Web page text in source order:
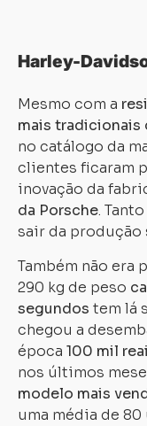
Harley-
Mesmo com a
mais tradicionais
no catálogo da
clientes ficaram
inovação da
da Porsche.
sair da produção
Também não era
290 kg de peso
segundos tem lá
chegou a
época 100 mil
nos últimos
modelo mais
uma média de